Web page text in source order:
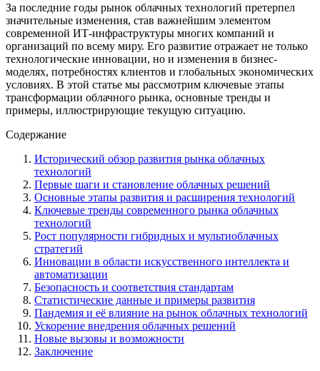
За последние годы рынок облачных технологий претерпел
значительные изменения, став важнейшим элементом
современной ИТ-инфраструктуры многих компаний и
организаций по всему миру. Его развитие отражает не только
технологические инновации, но и изменения в бизнес-
моделях, потребностях клиентов и глобальных экономических
условиях. В этой статье мы рассмотрим ключевые этапы
трансформации облачного рынка, основные тренды и
примеры, иллюстрирующие текущую ситуацию.
Содержание
Исторический обзор развития рынка облачных
технологий
Первые шаги и становление облачных решений
Основные этапы развития и расширения технологий
Ключевые тренды современного рынка облачных
технологий
Рост популярности гибридных и мультиоблачных
стратегий
Инновации в области искусственного интеллекта и
автоматизации
Безопасность и соответствия стандартам
Статистические данные и примеры развития
Пандемия и её влияние на рынок облачных технологий
Ускорение внедрения облачных решений
Новые вызовы и возможности
Заключение